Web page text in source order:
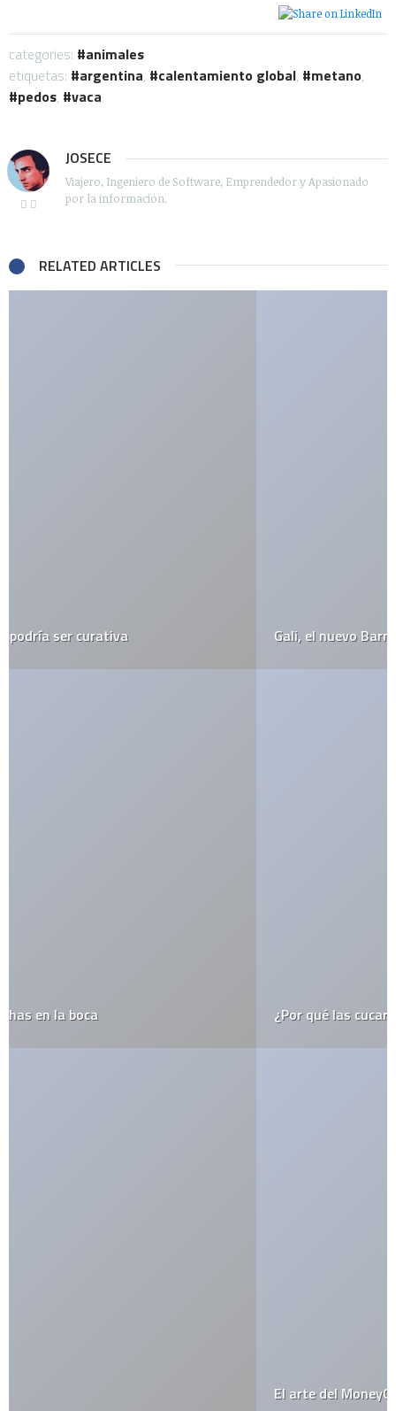
categories:
animales
etiquetas:
argentina, calentamiento global, metano,
pedos, vaca
JOSECE
Viajero, Ingeniero de Software, Emprendedor y Apasionado
por la información.
RELATED ARTICLES
Gali, el nuevo Barney
¿Por qué las cucarachas se voltean cuando mueren?